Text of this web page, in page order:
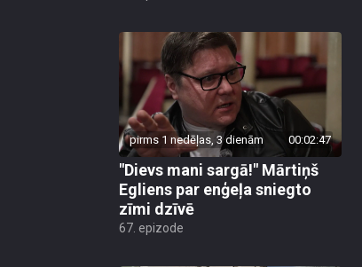
pirms 1 nedēļas, 3 dienām 00:02:47
"Dievs mani sargā!" Mārtiņš
Egliens par enģeļa sniegto
zīmi dzīvē
67. epizode